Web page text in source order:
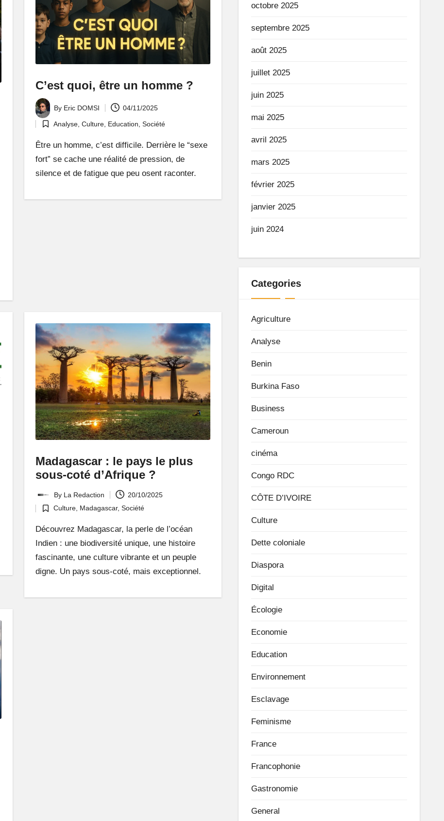
C’est quoi, être un homme ?
Posted
By Eric DOMSI 04/11/2025
Posted
in
Analyse ,Culture Education ,Société
Être un homme, c’est difficile. Derrière le “sexe
fort” se cache une réalité de pression, de
silence et de fatigue que peu osent raconter.
Madagascar : le pays le plus
sous-coté d’Afrique ?
by
By La Redaction 20/10/2025
Posted
in
Culture, Madagascar,Société
Découvrez Madagascar, la perle de l’océan
Indien : une biodiversité unique, une histoire
fascinante, une culture vibrante et un peuple
digne. Un pays sous-coté, mais exceptionnel.
octobre 2025
septembre 2025
août 2025
juillet 2025
juin 2025
mai 2025
avril 2025
mars 2025
février 2025
janvier 2025
juin 2024
Categories
Agriculture
Analyse
Benin
Burkina Faso
Business
Cameroun
cinéma
Congo RDC
CÔTE D’IVOIRE
Culture
Dette coloniale
Diaspora
Digital
Écologie
Economie
Education
Environnement
Esclavage
Feminisme
France
Francophonie
Gastronomie
General